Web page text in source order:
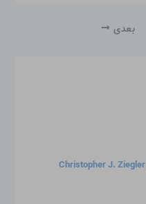
بعدی
Christopher J. Ziegler